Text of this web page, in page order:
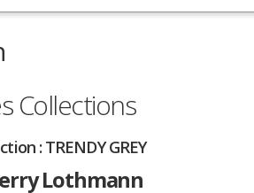
Collections
:TRENDY GREY
Lothmann